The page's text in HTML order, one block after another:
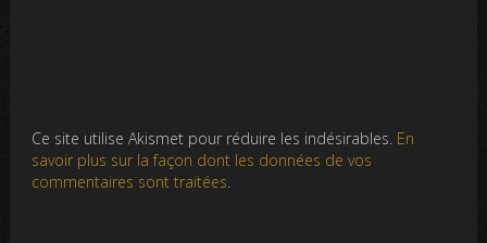
Ce site utilise Akismet pour réduire les indésirables. En
savoir plus sur la façon dont les données de vos
commentaires sont traitées.